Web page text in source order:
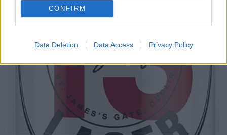
CONFIRM
Data Deletion Data Access Privacy Policy